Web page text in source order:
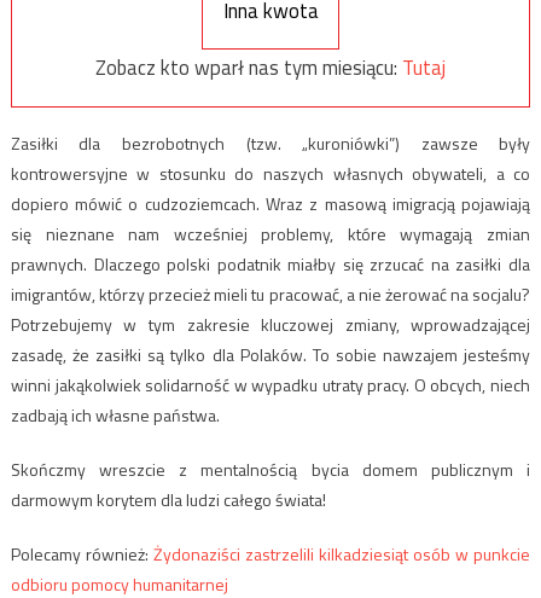
Inna kwota
Zobacz kto wparł nas tym miesiącu: Tutaj
Zasiłki dla bezrobotnych (tzw. „kuroniówki”) zawsze były
kontrowersyjne w stosunku do naszych własnych obywateli, a co
dopiero mówić o cudzoziemcach. Wraz z masową imigracją pojawiają
się nieznane nam wcześniej problemy, które wymagają zmian
prawnych. Dlaczego polski podatnik miałby się zrzucać na zasiłki dla
imigrantów, którzy przecież mieli tu pracować, a nie żerować na socjalu?
Potrzebujemy w tym zakresie kluczowej zmiany, wprowadzającej
zasadę, że zasiłki są tylko dla Polaków. To sobie nawzajem jesteśmy
winni jakąkolwiek solidarność w wypadku utraty pracy. O obcych, niech
zadbają ich własne państwa.
Skończmy wreszcie z mentalnością bycia domem publicznym i
darmowym korytem dla ludzi całego świata!
Polecamy również: Żydonaziści zastrzelili kilkadziesiąt osób w punkcie
odbioru pomocy humanitarnej